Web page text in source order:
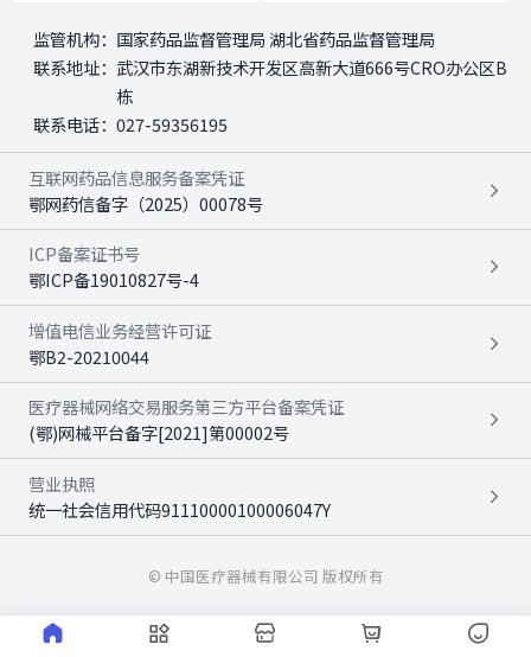
监管机构： 国家药品监督管理局 湖北省药品监督管理局
联系地址： 武汉市东湖新技术开发区高新大道666号CRO办公区B
栋
联系电话： 027-59356195
互联网药品信息服务备案凭证
鄂网药信备字（2025）00078号
ICP备案证书号
鄂ICP备19010827号-4
增值电信业务经营许可证
鄂B2-20210044
医疗器械网络交易服务第三方平台备案凭证
(鄂)网械平台备字[2021]第00002号
营业执照
统一社会信用代码91110000100006047Y
© 中国医疗器械有限公司 版权所有